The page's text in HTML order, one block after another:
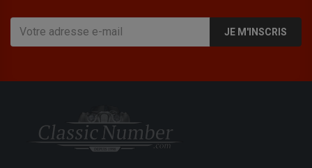
JE M'INSCRIS